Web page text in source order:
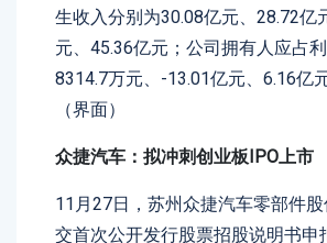
生收入分别为30.08亿元、28.72亿
元、45.36亿元；公司拥有人应占
8314.7万元、-13.01亿元、6.16亿
（界面）
众捷汽车：拟冲刺创业板IPO上市
11月27日，苏州众捷汽车零部件
交首次公开发行股票招股说明书申